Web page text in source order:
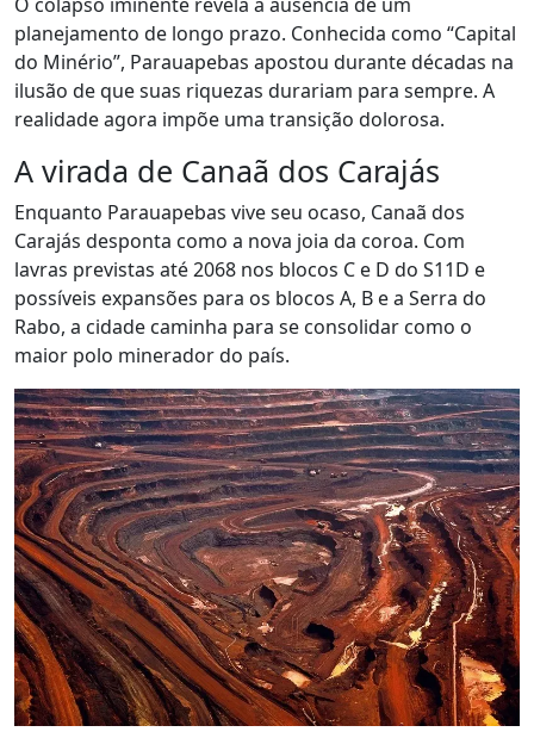
planejamento de longo prazo. Conhecida como “Capital
do Minério”, Parauapebas apostou durante décadas na
ilusão de que suas riquezas durariam para sempre. A
realidade agora impõe uma transição dolorosa.
A virada de Canaã dos Carajás
Enquanto Parauapebas vive seu ocaso, Canaã dos
Carajás desponta como a nova joia da coroa. Com
lavras previstas até 2068 nos blocos C e D do S11D e
possíveis expansões para os blocos A, B e a Serra do
Rabo, a cidade caminha para se consolidar como o
maior polo minerador do país.